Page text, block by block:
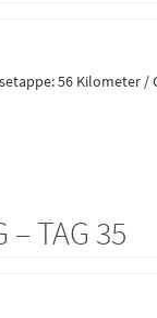
56 Kilometer /
– TAG 35